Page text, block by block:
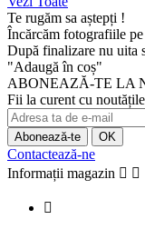
Te rugăm sa aștepți !
Încărcăm fotografiile pe
După finalizare nu uita
"Adaugă în coș"
ABONEAZĂ-TE LA
Fii la curent cu
Contactează-ne
Informații magazin  
